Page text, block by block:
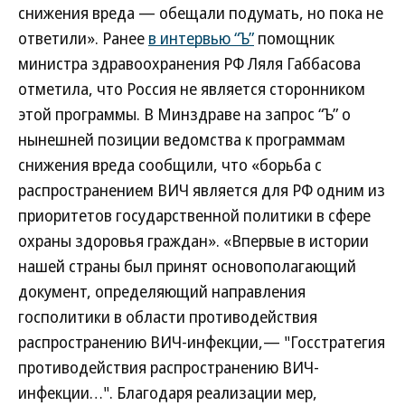
снижения вреда — обещали подумать, но пока не
ответили». Ранее в интервью “Ъ” помощник
министра здравоохранения РФ Ляля Габбасова
отметила, что Россия не является сторонником
этой программы. В Минздраве на запрос “Ъ” о
нынешней позиции ведомства к программам
снижения вреда сообщили, что «борьба с
распространением ВИЧ является для РФ одним из
приоритетов государственной политики в сфере
охраны здоровья граждан». «Впервые в истории
нашей страны был принят основополагающий
документ, определяющий направления
госполитики в области противодействия
распространению ВИЧ-инфекции,— "Госстратегия
противодействия распространению ВИЧ-
инфекции…". Благодаря реализации мер,